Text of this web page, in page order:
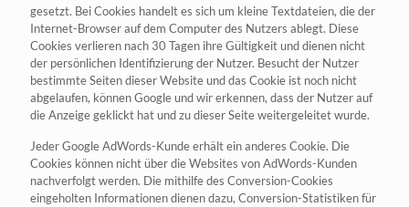
gesetzt. Bei Cookies handelt es sich um kleine Textdateien, die der
Internet-Browser auf dem Computer des Nutzers ablegt. Diese
Cookies verlieren nach 30 Tagen ihre Gültigkeit und dienen nicht
der persönlichen Identifizierung der Nutzer. Besucht der Nutzer
bestimmte Seiten dieser Website und das Cookie ist noch nicht
abgelaufen, können Google und wir erkennen, dass der Nutzer auf
die Anzeige geklickt hat und zu dieser Seite weitergeleitet wurde.
Jeder Google AdWords-Kunde erhält ein anderes Cookie. Die
Cookies können nicht über die Websites von AdWords-Kunden
nachverfolgt werden. Die mithilfe des Conversion-Cookies
eingeholten Informationen dienen dazu, Conversion-Statistiken für